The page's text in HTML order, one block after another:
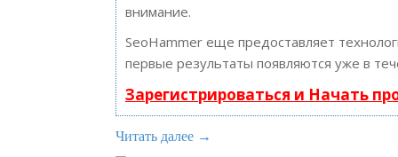
внимание.
SeoHammer еще предоставляет
первые результаты появляются уже в
Зарегистрироваться и Начать
Читать далее →